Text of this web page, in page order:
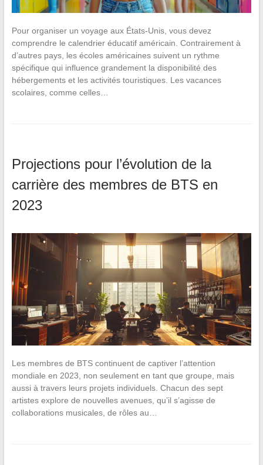
Pour organiser un voyage aux États-Unis, vous devez
comprendre le calendrier éducatif américain. Contrairement à
d’autres pays, les écoles américaines suivent un rythme
spécifique qui influence grandement la disponibilité des
hébergements et les activités touristiques. Les vacances
scolaires, comme celles…
Projections pour l’évolution de la
carrière des membres de BTS en
2023
Les membres de BTS continuent de captiver l’attention
mondiale en 2023, non seulement en tant que groupe, mais
aussi à travers leurs projets individuels. Chacun des sept
artistes explore de nouvelles avenues, qu’il s’agisse de
collaborations musicales, de rôles au…